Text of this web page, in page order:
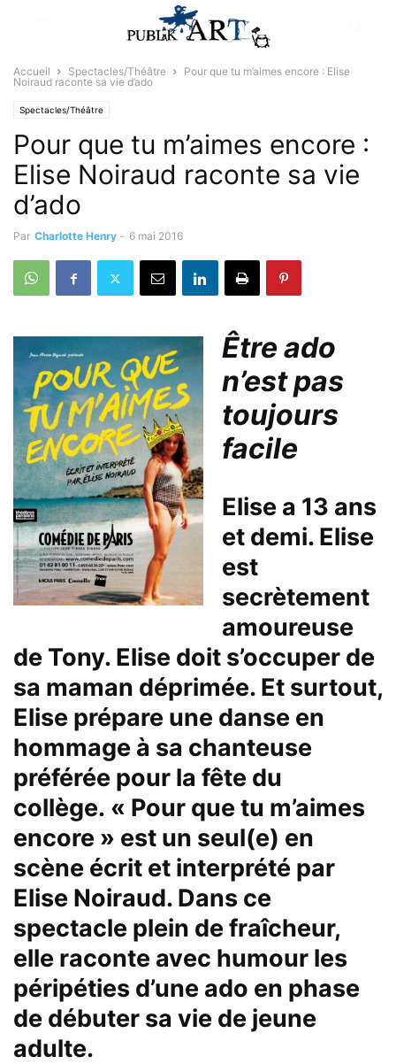
Accueil Spectacles/Théâtre
Pour que tu m’aimes encore : Elise
Noiraud raconte sa vie d’ado
Spectacles/Théâtre
Pour que tu m’aimes encore :
Elise Noiraud raconte sa vie
d’ado
Par Charlotte Henry - 6 mai 2016
Être ado
n’est pas
toujours
facile
Elise a 13 ans
et demi. Elise
est
secrètement
amoureuse
de Tony. Elise doit s’occuper de
sa maman déprimée. Et surtout,
Elise prépare une danse en
hommage à sa chanteuse
préférée pour la fête du
collège. « Pour que tu m’aimes
encore » est un seul(e) en
scène écrit et interprété par
Elise Noiraud. Dans ce
spectacle plein de fraîcheur,
elle raconte avec humour les
péripéties d’une ado en phase
de débuter sa vie de jeune
adulte.